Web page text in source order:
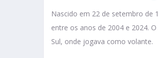
Nascido em 22 de setembro de
entre os anos de 2004 e 2024.
Sul, onde jogava como volante.